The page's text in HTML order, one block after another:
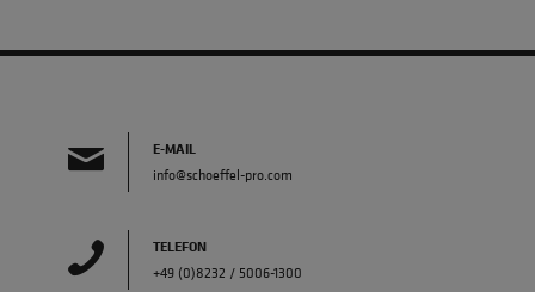
E-MAIL
info@schoeffel-pro.com
TELEFON
+49 (0)8232 / 5006-1300